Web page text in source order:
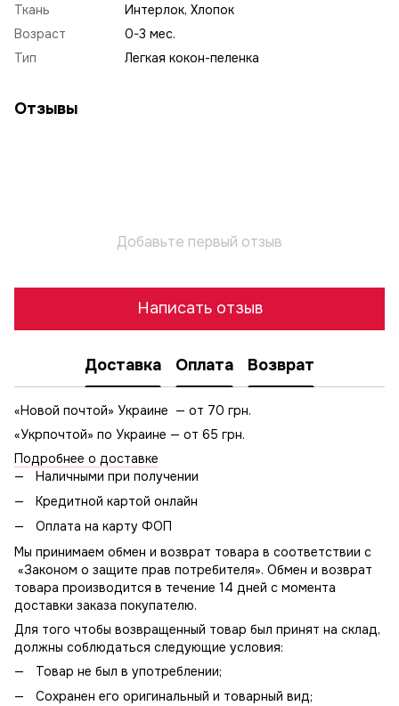
Ткань
Интерлок, Хлопок
Возраст
0-3 мес.
Тип
Легкая кокон-пеленка
Отзывы
Добавьте первый отзыв
Написать отзыв
Доставка Оплата Возврат
«Новой почтой» Украине — от 70 грн.
«Укрпочтой» по Украине — от 65 грн.
Подробнее о доставке
Наличными при получении
Кредитной картой онлайн
Оплата на карту ФОП
Мы принимаем обмен и возврат товара в соответствии с
«Законом о защите прав потребителя». Обмен и возврат
товара производится в течение 14 дней с момента
доставки заказа покупателю.
Для того чтобы возвращенный товар был принят на склад,
должны соблюдаться следующие условия:
Товар не был в употреблении;
Сохранен его оригинальный и товарный вид;